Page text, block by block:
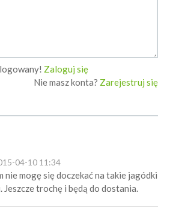
Zaloguj się
Nie masz konta? Zarejestruj się
04-10 11:34
nie mogę się doczekać na takie jagódki
Jeszcze trochę i będą do dostania.